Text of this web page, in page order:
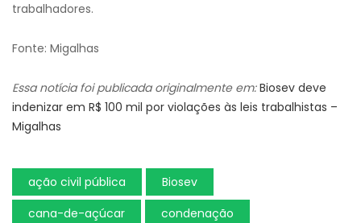
trabalhadores.
Fonte: Migalhas
Essa notícia foi publicada originalmente em: Biosev deve
indenizar em R$ 100 mil por violações às leis trabalhistas –
Migalhas
ação civil pública
Biosev
cana-de-açúcar
condenação